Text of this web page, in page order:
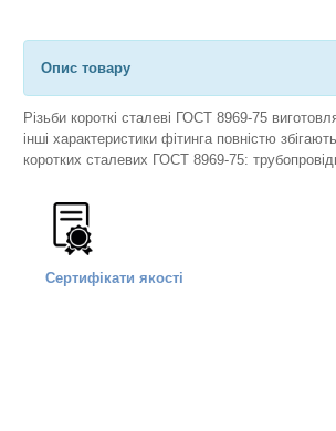
Опис товару
Різьби короткі сталеві ГОСТ 8969-75
інші характеристики фітинга повністю
коротких сталевих ГОСТ 8969-75:
Сертифікати якості